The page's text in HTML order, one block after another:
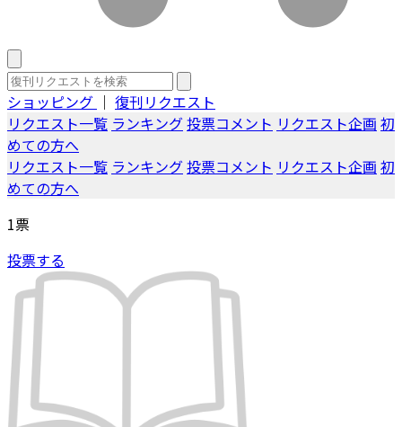
ショッピング ｜ 復刊リクエスト
リクエスト一覧 ランキング投票コメント リクエスト企画 初
めての方へ
リクエスト一覧 ランキング投票コメント リクエスト企画 初
めての方へ
1票
投票する